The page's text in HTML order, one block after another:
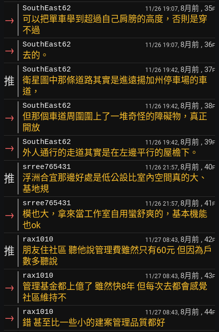
→
SouthEast62 11/26 19:07, 8月前 , 35F
可以把單車舉到超過自己肩膀的高度，否則是穿
不過
→ SouthEast62 11/26 19:07, 8月前 , 36F
去的。
推
SouthEast62 11/26 19:42, 8月前 , 37F
衛星圖中那條道路其實是進遠揚加州停車場的車
道，
→
SouthEast62 11/26 19:42, 8月前 , 38F
但那個車道周圍圍上了一堆奇怪的障礙物，真正
開放
→ SouthEast62 11/26 19:42, 8月前 , 39F
外人通行的走道其實是在左邊平行的屋檐下。
推
srree765431 11/26 21:57, 8月前 , 40F
浮洲合宜那邊好處是低公設比室內空間真的大、
基地規
→
srree765431 11/26 21:57, 8月前 , 41 F
模也大，拿來當工作室自用蠻舒爽的，基本機能
也ok
推
rax1010 11/27 08:43, 8月前 , 42F
朋友住社區 聽他說管理費雖然只有60元 但因為戶
數多聽說
→
rax1010 11/27 08:43, 8月前 , 43F
管理基金都上億了 雖然快8年 但每次去都會感覺
社區維持不
→ rax1010 11/27 08:43, 8月前 , 44F
錯 甚至比一些小的建案管理品質都好